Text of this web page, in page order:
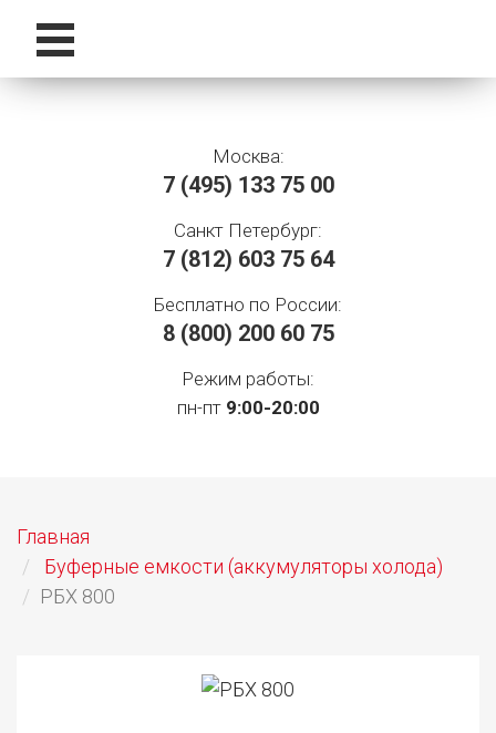
Москва:
7 (495) 133 75 00
Санкт Петербург:
7 (812) 603 75 64
Бесплатно по России:
8 (800) 200 60 75
Режим работы:
пн-пт 9:00-20:00
Главная
Буферные емкости (аккумуляторы холода)
РБХ 800